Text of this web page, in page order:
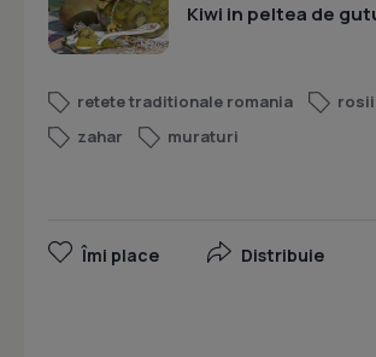
Kiwi in peltea de
retete traditionale romania rosii
zahar
muraturi
Îmi place Distribuie